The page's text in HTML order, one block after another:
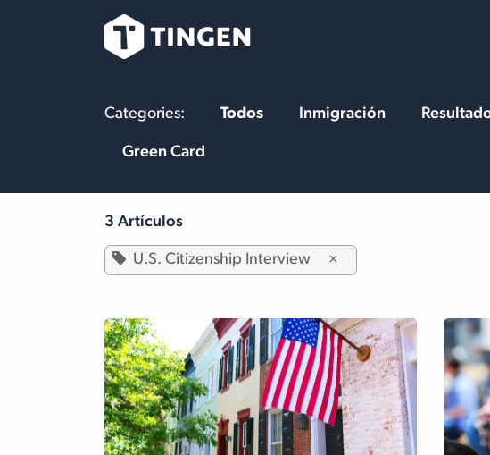
Categories: Todos Inmigración
Green Card
3 Artículos
U.S. Citizenship Interview ×